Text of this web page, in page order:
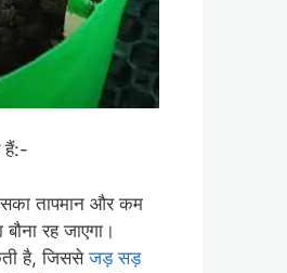
हैं:-
तापमान और कम
रह जाएगा।
है, जिससेजड़ सड़